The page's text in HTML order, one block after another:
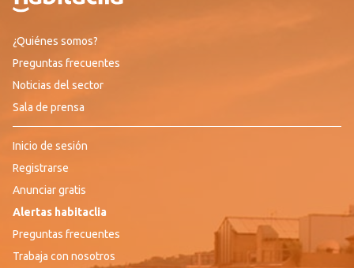
¿Quiénes somos?
Preguntas frecuentes
Noticias del sector
Sala de prensa
Inicio de sesión
Registrarse
Anunciar gratis
Alertas habitaclia
Preguntas frecuentes
Trabaja con nosotros